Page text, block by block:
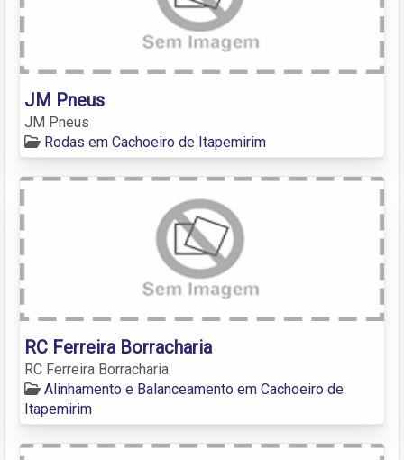
JM Pneus
JM Pneus
Rodas em Cachoeiro de Itapemirim
RC Ferreira Borracharia
RC Ferreira Borracharia
Alinhamento e Balanceamento em Cachoeiro de
Itapemirim